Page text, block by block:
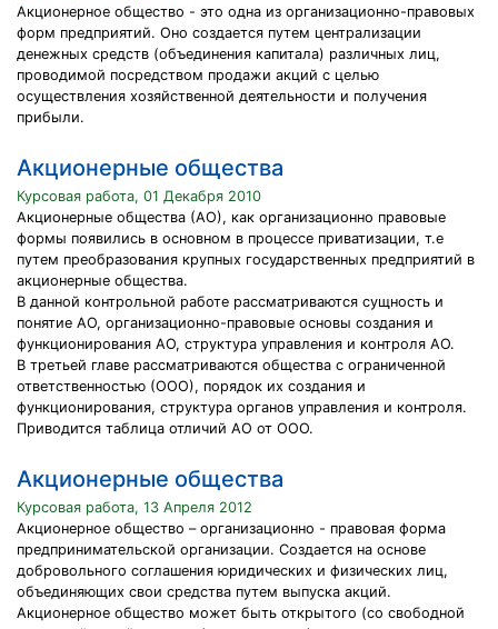
Акционерное общество - это одна из организационно-правовых
форм предприятий. Оно создается путем централизации
денежных средств (объединения капитала) различных лиц,
проводимой посредством продажи акций с целью
осуществления хозяйственной деятельности и получения
прибыли.
Акционерные общества
Курсовая работа, 01 Декабря 2010
Акционерные общества (АО), как организационно правовые
формы появились в основном в процессе приватизации, т.е
путем преобразования крупных государственных предприятий в
акционерные общества.
В данной контрольной работе рассматриваются сущность и
понятие АО, организационно-правовые основы создания и
функционирования АО, структура управления и контроля АО.
В третьей главе рассматриваются общества с ограниченной
ответственностью (ООО), порядок их создания и
функционирования, структура органов управления и контроля.
Приводится таблица отличий АО от ООО.
Акционерные общества
Курсовая работа, 13 Апреля 2012
Акционерное общество – организационно - правовая форма
предпринимательской организации. Создается на основе
добровольного соглашения юридических и физических лиц,
объединяющих свои средства путем выпуска акций.
Акционерное общество может быть открытого (со свободной